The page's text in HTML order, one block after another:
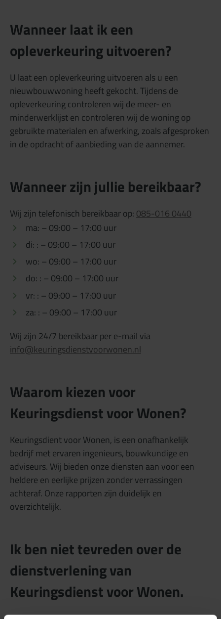
Wanneer laat ik een
opleverkeuring uitvoeren?
U laat een opleverkeuring uitvoeren als u een
nieuwbouwwoning heeft gekocht. Tijdens de
opleverkeuring controleren wij de meer- en
minderwerklijst en controleren wij de woning op
gebruikte materialen en afwerking, zoals afgesproken
in de opdracht of aanbieding van de aannemer.
Wanneer zijn jullie bereikbaar?
Wij zijn telefonisch bereikbaar op: 085-016 0440
ma: – 09:00 – 17:00 uur
di: : – 09:00 – 17:00 uur
wo: – 09:00 – 17:00 uur
do: : – 09:00 – 17:00 uur
vr: : – 09:00 – 17:00 uur
za: : – 09:00 – 17:00 uur
Wij zijn 24/7 bereikbaar per e-mail via
info@keuringsdienstvoorwonen.nl
Waarom kiezen voor
Keuringsdienst voor Wonen?
Keuringsdient voor Wonen, is een onafhankelijk
bedrijf met ervaren ingenieurs, bouwkundige en
adviseurs. Wij bieden onze diensten aan voor een
heldere en eerlijke prijzen zonder verrassingen
achteraf. Onze rapporten zijn duidelijk en
overzichtelijk.
Ik ben niet tevreden over de
dienstverlening van
Keuringsdienst voor Wonen.